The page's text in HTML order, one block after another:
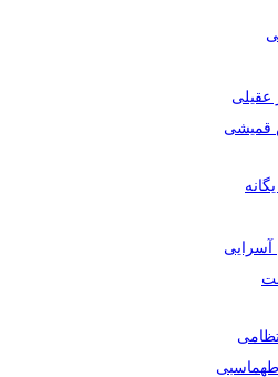
عقیلی
قمیشی
آسرایی
طهماسبی